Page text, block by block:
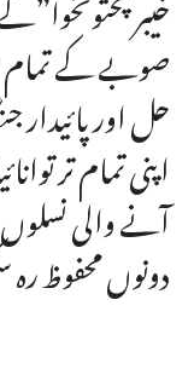
صوبے کے تمام
حل اور
اپنی تمام تر
آنے والی
دونوں محفوظ